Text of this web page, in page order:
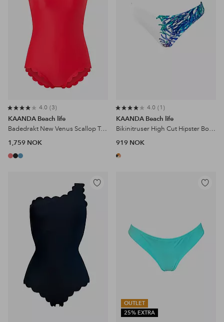
4.0 3
KAANDA Beach life
Badedrakt New Venus Scallop Tank Onepiece
1,759 NOK
4.0 1
KAANDA Beach life
Bikinitruser High Cut Hipster Bottom
919 NOK
Legg
OUTLET
25% EXTRA
Legg